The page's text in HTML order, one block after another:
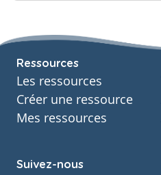
Ressources
Les ressources
Créer une ressource
Mes ressources
Suivez-nous